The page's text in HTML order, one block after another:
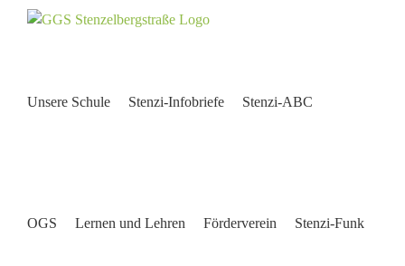
Unsere Schule Stenzi-Infobriefe Stenzi-ABC
OGS Lernen und Lehren Förderverein Stenzi-Funk